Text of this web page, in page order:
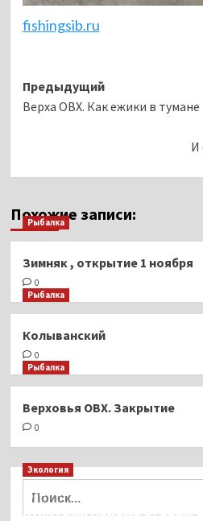
fishingsib.ru
Навигация
записи
Предыдущий
Верха ОВХ. Как ежики в тумане
И
Похожие записи:
Рыбалка
Зимняк , открытие 1 ноября
0
Рыбалка
Колыванский
0
Рыбалка
Верховья ОВХ. Закрытие
0
Экология
Для автомобилистов
пунктами приёма старых